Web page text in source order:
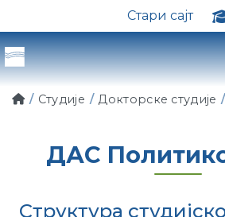
Стари сајт
Студије Докторске студије
ДАС
Структура